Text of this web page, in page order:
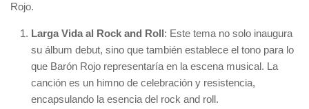
Rojo.
Larga Vida al Rock and Roll: Este tema no solo inaugura
su álbum debut, sino que también establece el tono para lo
que Barón Rojo representaría en la escena musical. La
canción es un himno de celebración y resistencia,
encapsulando la esencia del rock and roll.